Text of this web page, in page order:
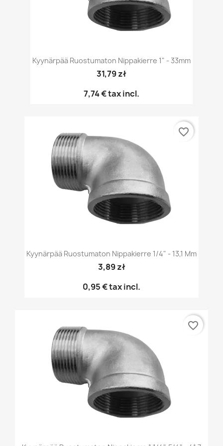
Kyynärpää Ruostumaton Nippakierre 1" - 33mm
31,79 zł
7,74 €tax incl.
Kyynärpää Ruostumaton Nippakierre 1/4" - 13,1 Mm
3,89 zł
0,95 €tax incl.
favorite_border
favorite_border